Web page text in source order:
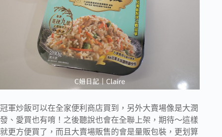
冠軍炒飯可以在全家便利商店買到，另外大賣場像是大潤
發、愛買也有唷！之後聽說也會在全聯上架，期待～這樣
就更方便買了，而且大賣場販售的會是量販包裝，更划算